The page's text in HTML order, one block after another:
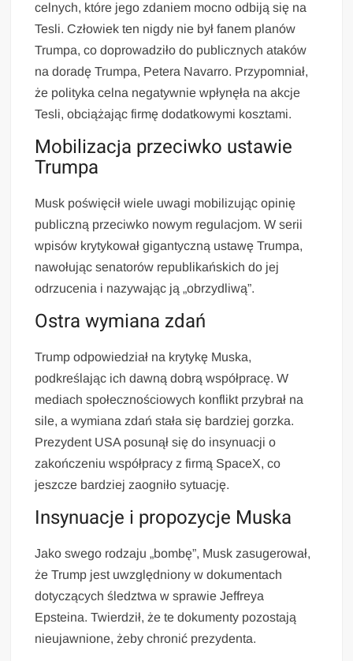
celnych, które jego zdaniem mocno odbiją się na
Tesli. Człowiek ten nigdy nie był fanem planów
Trumpa, co doprowadziło do publicznych ataków
na doradę Trumpa, Petera Navarro. Przypomniał,
że polityka celna negatywnie wpłynęła na akcje
Tesli, obciążając firmę dodatkowymi kosztami.
Mobilizacja przeciwko ustawie
Trumpa
Musk poświęcił wiele uwagi mobilizując opinię
publiczną przeciwko nowym regulacjom. W serii
wpisów krytykował gigantyczną ustawę Trumpa,
nawołując senatorów republikańskich do jej
odrzucenia i nazywając ją „obrzydliwą”.
Ostra wymiana zdań
Trump odpowiedział na krytykę Muska,
podkreślając ich dawną dobrą współpracę. W
mediach społecznościowych konflikt przybrał na
sile, a wymiana zdań stała się bardziej gorzka.
Prezydent USA posunął się do insynuacji o
zakończeniu współpracy z firmą SpaceX, co
jeszcze bardziej zaogniło sytuację.
Insynuacje i propozycje Muska
Jako swego rodzaju „bombę”, Musk zasugerował,
że Trump jest uwzględniony w dokumentach
dotyczących śledztwa w sprawie Jeffreya
Epsteina. Twierdził, że te dokumenty pozostają
nieujawnione, żeby chronić prezydenta.